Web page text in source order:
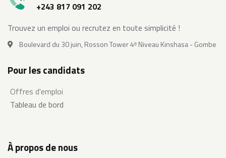
+243 817 091 202
Trouvez un emploi ou recrutez en toute simplicité !
Boulevard du 30 juin, Rosson Tower 4ᵉ Niveau Kinshasa - Gombe
Pour les candidats
Offres d'emploi
Tableau de bord
À propos de nous